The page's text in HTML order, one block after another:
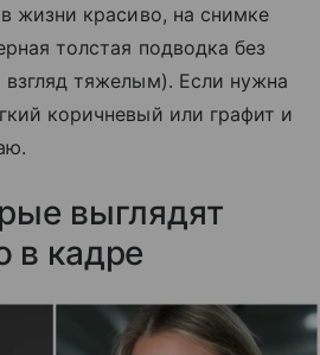
жизни красиво, на снимке
толстая подводка без
тяжелым). Если нужна
коричневый или графит и
выглядят
в кадре